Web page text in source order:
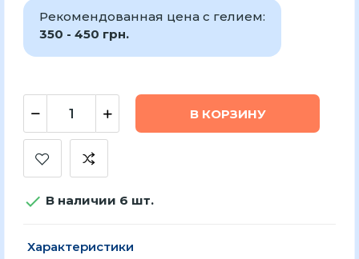
Рекомендованная цена с гелием:
350 - 450 грн.
В КОРЗИНУ
 В наличии 6 шт.
Характеристики